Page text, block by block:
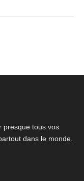
presque tous vos
dans le monde.